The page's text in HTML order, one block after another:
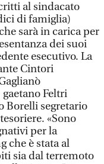
al sindacato
di famiglia)
sarà in carica per
dei suoi
esecutivo. La
Cintori
Feltri
Borelli segretario
«Sono
per la
che è stata al
sia dal terremoto